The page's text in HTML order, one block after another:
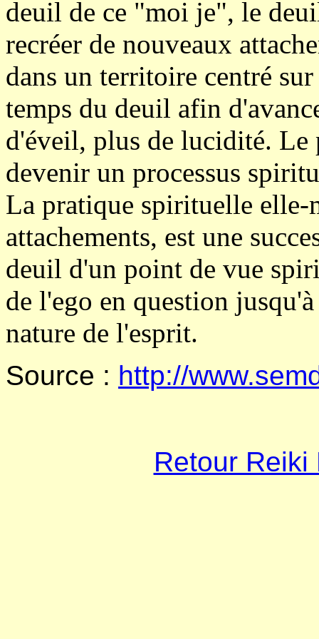
deuil de ce "moi je", le
recréer de nouveaux
dans un territoire centré
temps du deuil afin
d'éveil, plus de lucidité. Le
devenir un processus
La pratique spirituelle elle-
attachements, est une
deuil d'un point de vue
de l'ego en question
nature de l'esprit.
Source : http://
Retour Reiki